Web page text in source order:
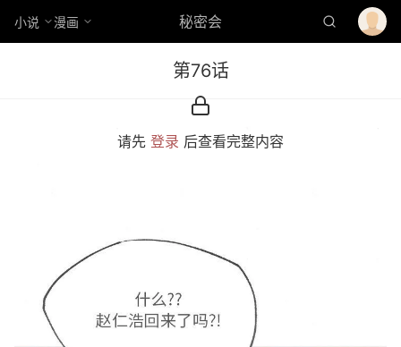
小说 漫画 秘密会
第76话
请先 登录 后查看完整内容